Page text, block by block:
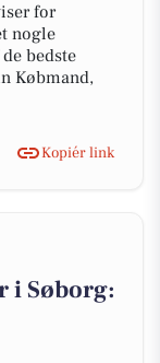
for
nogle
bedste
Købmand,
Kopiér link
i Søborg: